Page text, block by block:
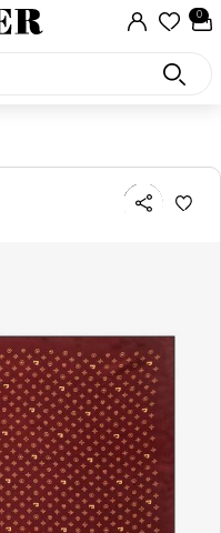
0